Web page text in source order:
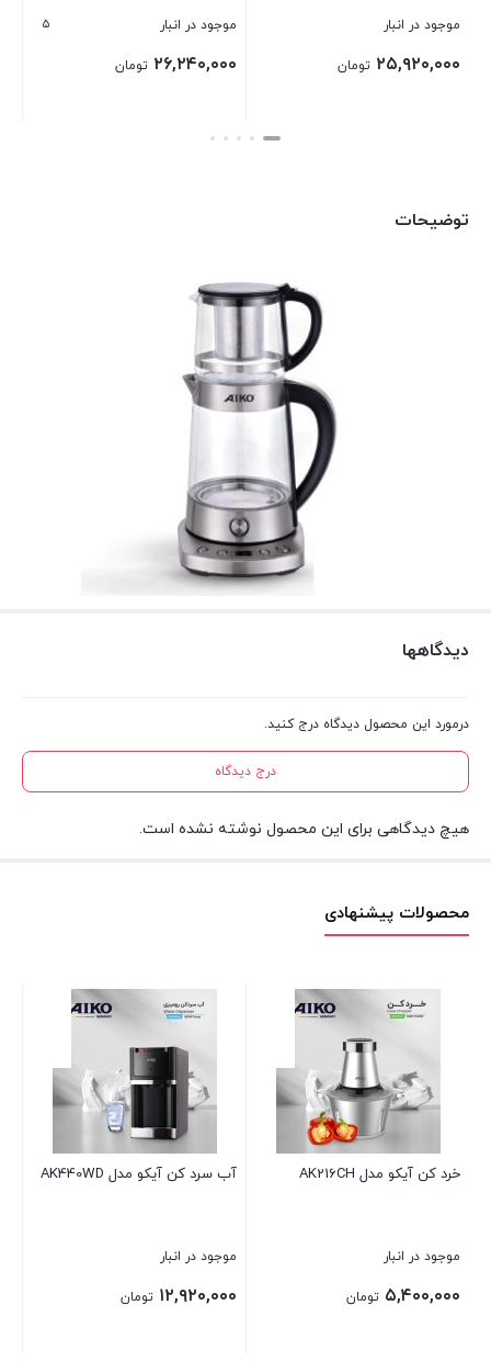
موجود در انبار
۲۵,۹۲۰,۰۰۰ تومان
موجود در انبار ۵
۲۶,۲۴۰,۰۰۰ تومان
بستن
توضیحات
دیدگاهها
درمورد این محصول دیدگاه درج کنید.
درج دیدگاه
هیچ دیدگاهی برای این محصول نوشته نشده است.
محصولات پیشنهادی
خرد کن آیکو مدل AK216CH
موجود در انبار
۵,۴۰۰,۰۰۰ تومان
آب سرد کن آیکو مدل AK440WD
موجود در انبار
۱۲,۹۲۰,۰۰۰ تومان